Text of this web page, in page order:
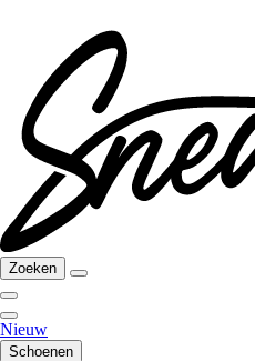
Zoeken
Nieuw
Schoenen